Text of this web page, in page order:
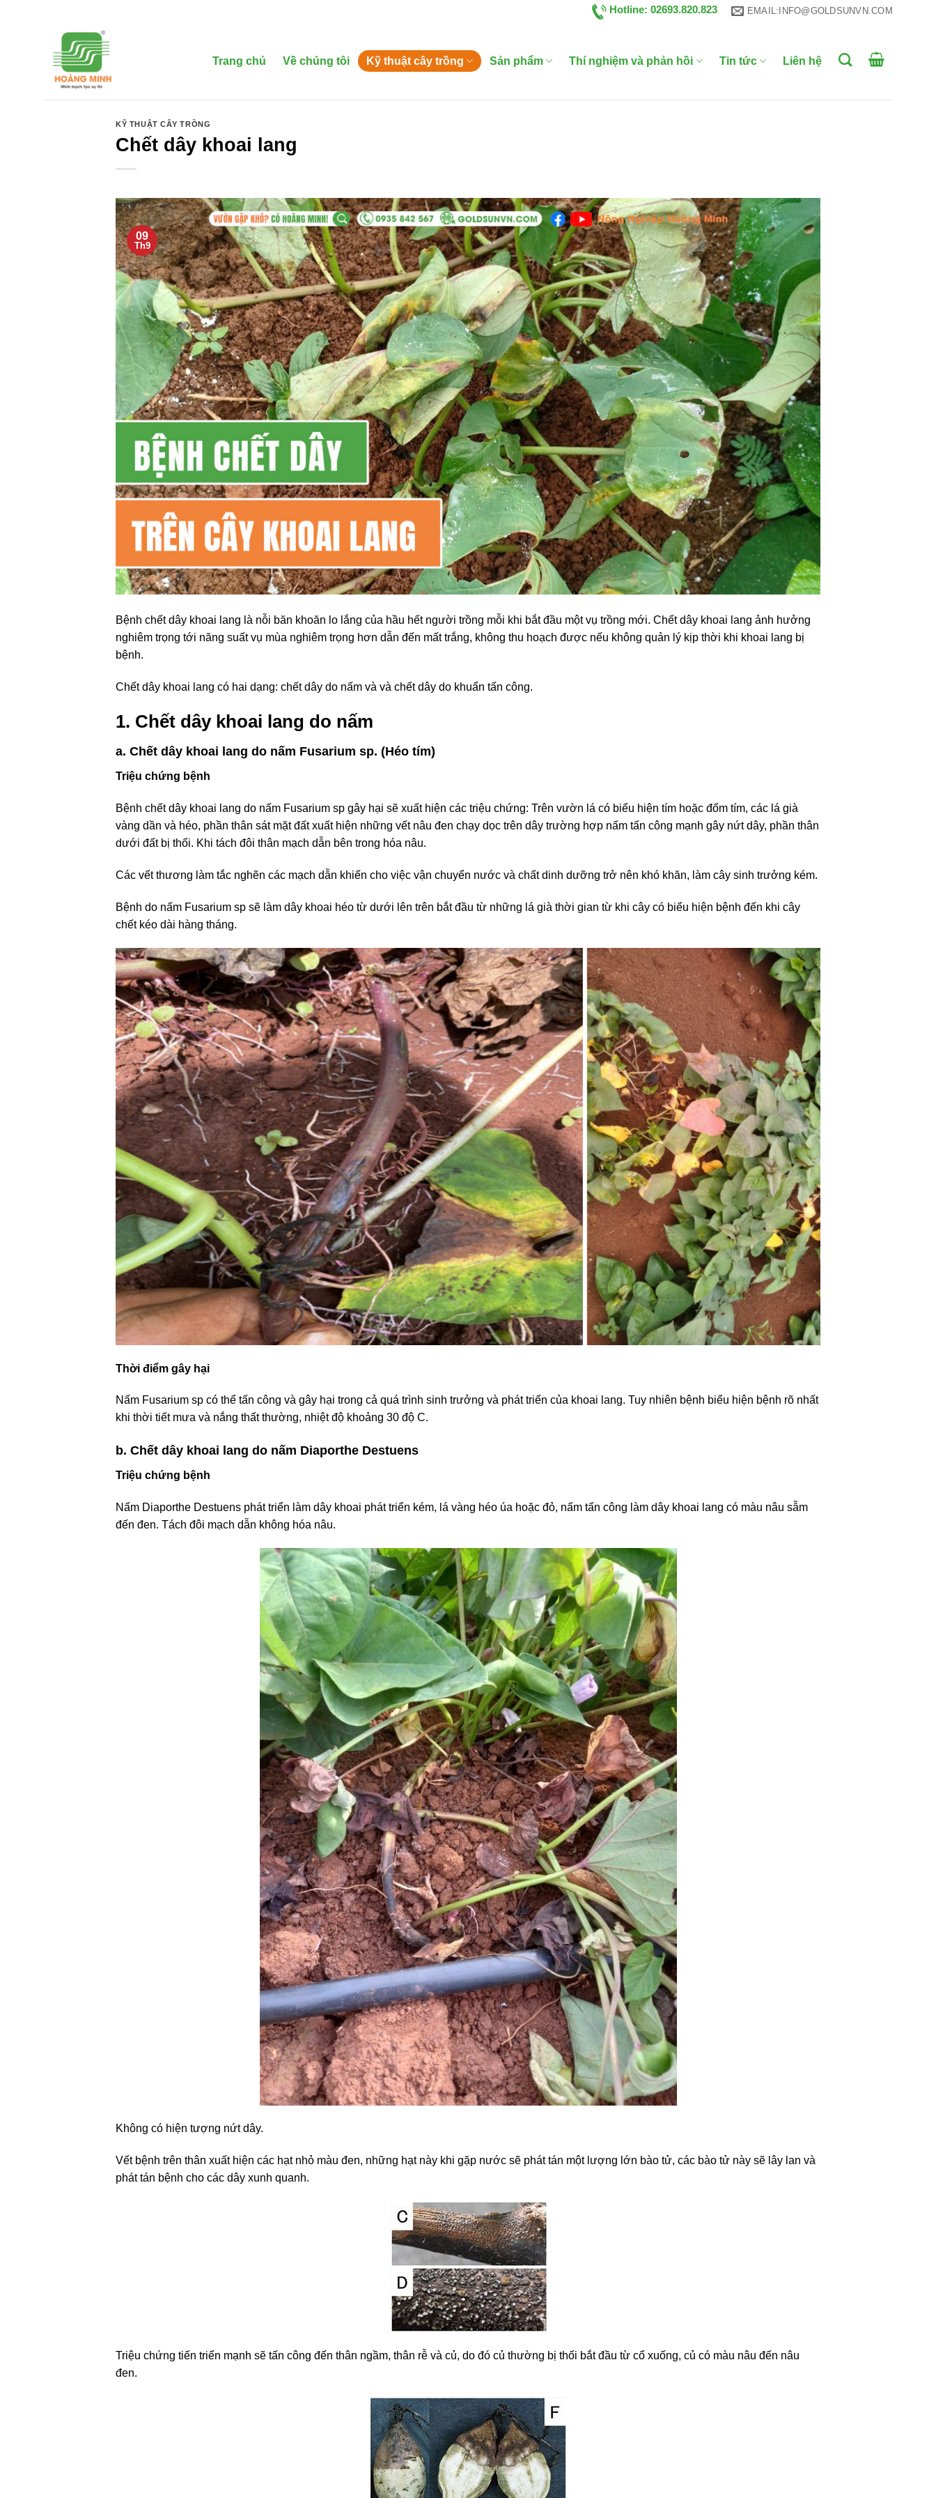
Hotline: 02693.820.823 EMAIL:INFO@GOLDSUNVN.COM
Trang chủ Về chúng tôi Kỹ thuật cây trồng Sản phẩm Thí nghiệm và phản hồi Tin tức Liên hệ
KỸ THUẬT CÂY TRỒNG
Chết dây khoai lang
09
Th9
Bệnh chết dây khoai lang là nỗi băn khoăn lo lắng của hầu hết người trồng mỗi khi bắt đầu một vụ trồng mới. Chết dây khoai lang ảnh hưởng
nghiêm trọng tới năng suất vụ mùa nghiêm trọng hơn dẫn đến mất trắng, không thu hoạch được nếu không quản lý kịp thời khi khoai lang bị
bệnh.
Chết dây khoai lang có hai dạng: chết dây do nấm và và chết dây do khuẩn tấn công.
1. Chết dây khoai lang do nấm
a. Chết dây khoai lang do nấm Fusarium sp. (Héo tím)
Triệu chứng bệnh
Bệnh chết dây khoai lang do nấm Fusarium sp gây hại sẽ xuất hiện các triệu chứng: Trên vườn lá có biểu hiện tím hoặc đốm tím, các lá già
vàng dần và héo, phần thân sát mặt đất xuất hiện những vết nâu đen chạy dọc trên dây trường hợp nấm tấn công mạnh gây nứt dây, phần thân
dưới đất bị thối. Khi tách đôi thân mạch dẫn bên trong hóa nâu.
Các vết thương làm tắc nghẽn các mạch dẫn khiến cho việc vận chuyển nước và chất dinh dưỡng trở nên khó khăn, làm cây sinh trưởng kém.
Bệnh do nấm Fusarium sp sẽ làm dây khoai héo từ dưới lên trên bắt đầu từ những lá già thời gian từ khi cây có biểu hiện bệnh đến khi cây
chết kéo dài hàng tháng.
Thời điểm gây hại
Nấm Fusarium sp có thể tấn công và gây hại trong cả quá trình sinh trưởng và phát triển của khoai lang. Tuy nhiên bệnh biểu hiện bệnh rõ nhất
khi thời tiết mưa và nắng thất thường, nhiệt độ khoảng 30 độ C.
b. Chết dây khoai lang do nấm Diaporthe Destuens
Triệu chứng bệnh
Nấm Diaporthe Destuens phát triển làm dây khoai phát triển kém, lá vàng héo úa hoặc đỏ, nấm tấn công làm dây khoai lang có màu nâu sẫm
đến đen. Tách đôi mạch dẫn không hóa nâu.
Không có hiện tượng nứt dây.
Vết bệnh trên thân xuất hiện các hạt nhỏ màu đen, những hạt này khi gặp nước sẽ phát tán một lượng lớn bào tử, các bào tử này sẽ lây lan và
phát tán bệnh cho các dây xunh quanh.
Triệu chứng tiến triển mạnh sẽ tấn công đến thân ngầm, thân rễ và củ, do đó củ thường bị thối bắt đầu từ cổ xuống, củ có màu nâu đến nâu
đen.